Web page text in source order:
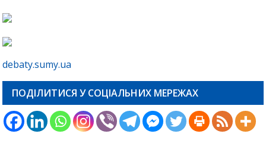
debaty.sumy.ua
ПОДІЛИТИСЯ У СОЦІАЛЬНИХ МЕРЕЖАХ